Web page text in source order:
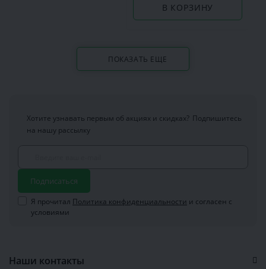
В КОРЗИНУ
ПОКАЗАТЬ ЕЩЕ
Хотите узнавать первым об акциях и скидках? Подпишитесь
на нашу рассылку
Подписаться
Я прочитал Политика конфиденциальности и согласен с
условиями
Наши контакты